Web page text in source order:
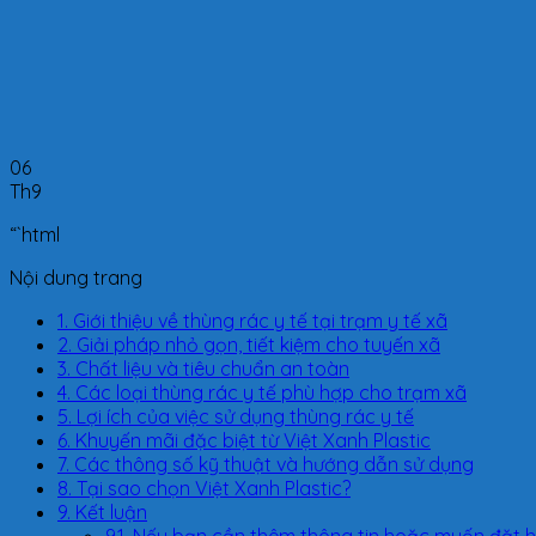
06
Th9
“`html
Nội dung trang
1. Giới thiệu về thùng rác y tế tại trạm y tế xã
2. Giải pháp nhỏ gọn, tiết kiệm cho tuyến xã
3. Chất liệu và tiêu chuẩn an toàn
4. Các loại thùng rác y tế phù hợp cho trạm xã
5. Lợi ích của việc sử dụng thùng rác y tế
6. Khuyến mãi đặc biệt từ Việt Xanh Plastic
7. Các thông số kỹ thuật và hướng dẫn sử dụng
8. Tại sao chọn Việt Xanh Plastic?
9. Kết luận